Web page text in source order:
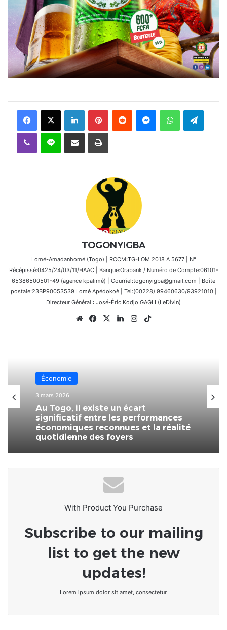
FacebookX Linkedin PinterestReddit MessengerWhatsAppTelegram
Viber Ligne Partager par email Imprimer
TOGONYIGBA
Lomé-Amadanhomé (Togo) | RCCM:TG-LOM 2018 A 5677 | N°
Récépissé:0425/24/03/11/HAAC | Banque:Orabank / Numéro de Compte:06101-
65386500501-49 (agence kpalimé) | Courriel:togonyigba@gmail.com | Boîte
postale:23BP90053539 Lomé Apédokoè | Tel:(00228) 99460630/93921010 |
Directeur Général : José-Éric Kodjo GAGLI (LeDivin)
WebsiteFacebook
X LinkedinInstagram
Économie
3 mars 2026
Au Togo, il existe un écart
significatif entre les performances
économiques reconnues et la réalité
quotidienne des foyers
With Product You Purchase
Subscribe to our mailing
list to get the new
updates!
Lorem ipsum dolor sit amet, consectetur.